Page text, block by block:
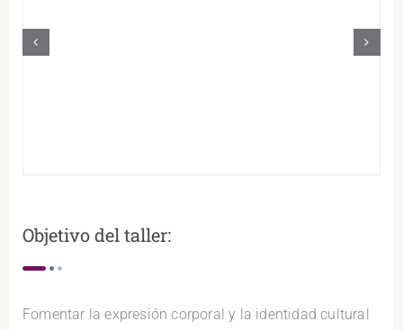
Objetivo del taller:
Fomentar la expresión corporal y la identidad cultural